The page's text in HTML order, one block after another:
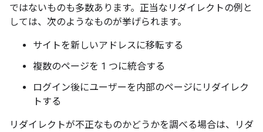
ではないものも多数あります。正当なリダイレクトの例と
しては、次のようなものが挙げられます。
サイトを新しいアドレスに移転する
複数のページを 1 つに統合する
ログイン後にユーザーを内部のページにリダイレク
トする
リダイレクトが不正なものかどうかを調べる場合は、リダ